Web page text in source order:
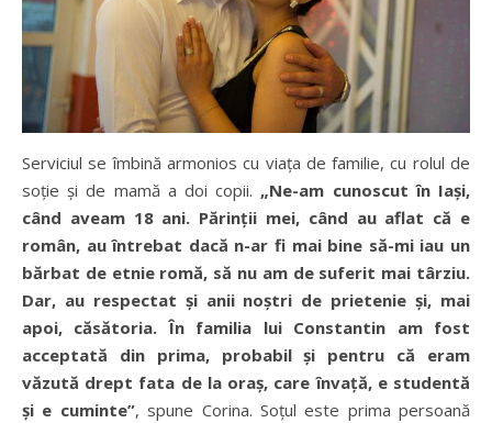
Serviciul se îmbină armonios cu viața de familie, cu rolul de
soție și de mamă a doi copii. „Ne-am cunoscut în Iași,
când aveam 18 ani. Părinții mei, când au aflat că e
român, au întrebat dacă n-ar fi mai bine să-mi iau un
bărbat de etnie romă, să nu am de suferit mai târziu.
Dar, au respectat și anii noștri de prietenie și, mai
apoi, căsătoria. În familia lui Constantin am fost
acceptată din prima, probabil și pentru că eram
văzută drept fata de la oraș, care învață, e studentă
și e cuminte”, spune Corina. Soțul este prima persoană